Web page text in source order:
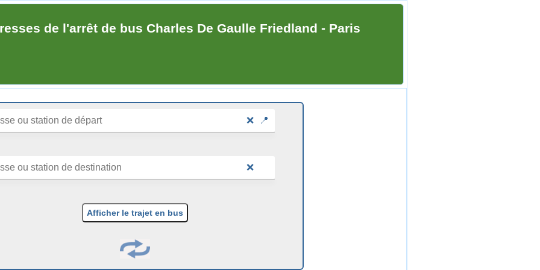
de l'arrêt de bus Charles De Gaulle Friedland - Paris
❌ 📍
❌
Afficher le trajet en bus